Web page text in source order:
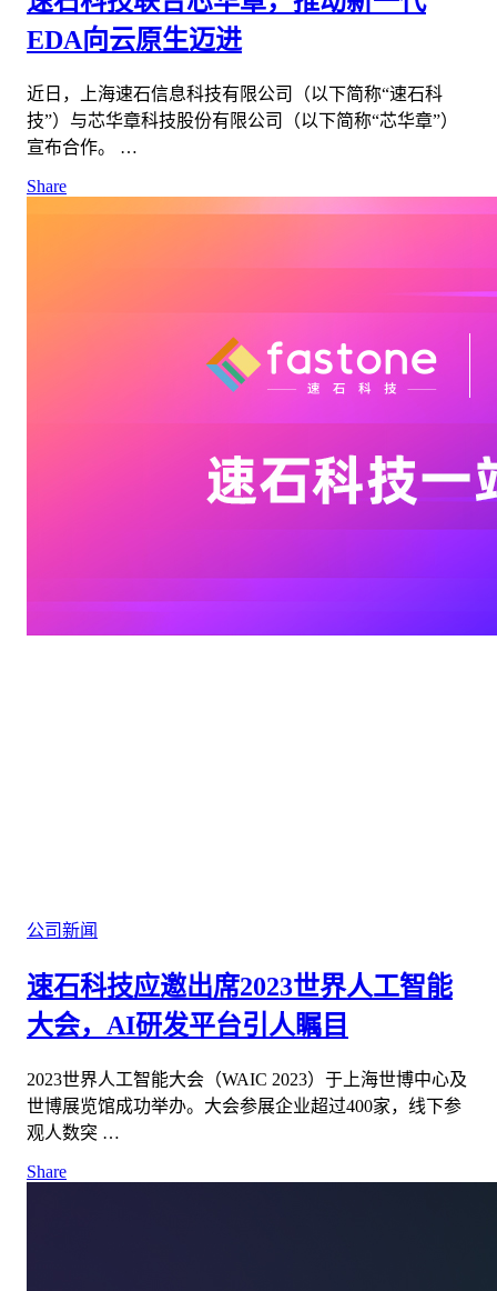
EDA向云原生迈进
近日，上海速石信息科技有限公司（以下简称“速石科
技”）与芯华章科技股份有限公司（以下简称“芯华章”）
宣布合作。 …
Share
公司新闻
速石科技应邀出席2023世界人工智能
大会，AI研发平台引人瞩目
2023世界人工智能大会（WAIC 2023）于上海世博中心及
世博展览馆成功举办。大会参展企业超过400家，线下参
观人数突 …
Share